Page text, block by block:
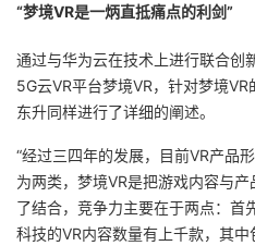
“梦境VR是一炳直抵痛点的利剑”
通过与华为云在技术上进行联合创
5G云VR平台梦境VR，针对梦境
东升同样进行了详细的阐述。
“经过三四年的发展，目前VR产品
为两类， 梦境VR是把游戏内容与
了结合，竞争力主要在于两点：首
科技的VR内容数量有上千款，其